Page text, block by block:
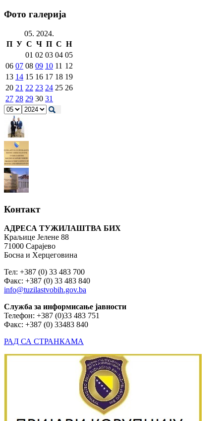
Фото галерија
05. 2024.
П У С Ч П С Н
01 02 03 04 05
06 07 08 09 10 11 12
13 14 15 16 17 18 19
20 21 22 23 24 25 26
27 28 29 30 31
Контакт
АДРЕСА ТУЖИЛАШТВА БИХ
Краљице Јелене 88
71000 Сарајево
Босна и Херцеговина
Тел: +387 (0) 33 483 700
Факс: +387 (0) 33 483 840
info@tuzilastvobih.gov.ba
Служба за информисање јавности
Телефон: +387 (0)33 483 751
Факс: +387 (0) 33483 840
РАД СА СТРАНКАМА